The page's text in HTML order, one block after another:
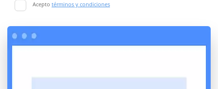
Acepto términos y condiciones